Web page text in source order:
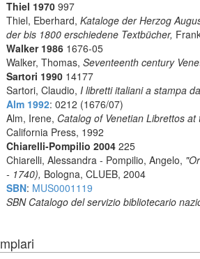
Thiel 1970 997
Thiel, Eberhard, Kataloge der Herzog
der bis 1800 erschiedene Textbücher,
Walker 1986 1676-05
Walker, Thomas, Seventeenth century
Sartori 1990 14177
Sartori, Claudio, I libretti italiani a stampa
Alm 1992: 0212 (1676/07)
Alm, Irene, Catalog of Venetian Librettos
California Press, 1992
Chiarelli-Pompilio 2004 225
Chiarelli, Alessandra - Pompilio, Angelo,
- 1740), Bologna, CLUEB, 2004
SBN: MUS0001119
SBN Catalogo del servizio bibliotecario